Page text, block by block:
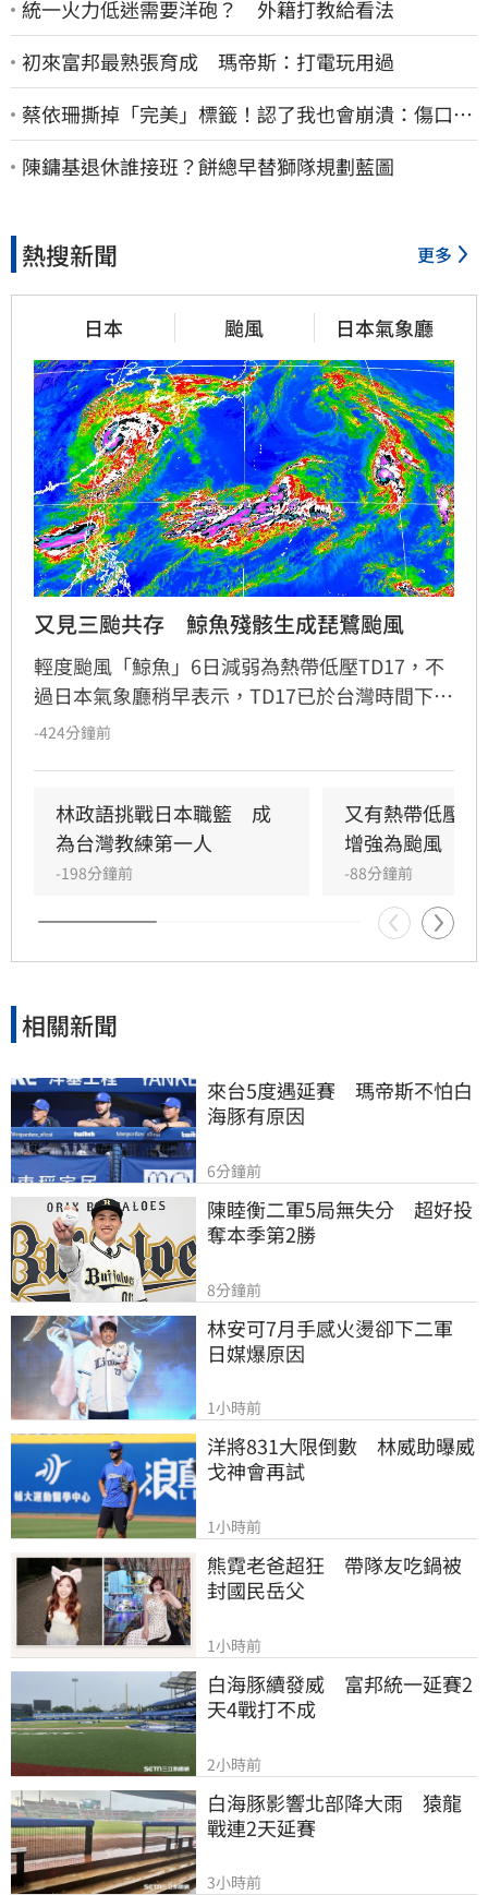
統一火力低迷需要洋砲？ 外籍打教給看法
初來富邦最熟張育成 瑪帝斯：打電玩用過
蔡依珊撕掉「完美」標籤！認了我也會崩潰：傷口終
究會癒合
陳鏞基退休誰接班？餅總早替獅隊規劃藍圖
熱搜新聞 更多
日本 颱風 日本氣象廳
又見三颱共存　鯨魚殘骸生成琵鷺颱風
輕度颱風「鯨魚」6日減弱為熱帶低壓TD17，不
過日本氣象廳稍早表示，TD17已於台灣時間下午
14時升級今年第16號颱風「琵鷺」（Peilou），
-424分鐘前
林政語挑戰日本職籃　成
為台灣教練第一人
-198分鐘前
又有熱帶低壓
增強為颱風
-88分鐘前
相關新聞
來台5度遇延賽　瑪帝斯不怕白
海豚有原因
6分鐘前
陳睦衡二軍5局無失分　超好投
奪本季第2勝
8分鐘前
林安可7月手感火燙卻下二軍
日媒爆原因
1小時前
洋將831大限倒數　林威助曝威
戈神會再試
1小時前
熊霓老爸超狂　帶隊友吃鍋被
封國民岳父
1小時前
白海豚續發威　富邦統一延賽2
天4戰打不成
2小時前
白海豚影響北部降大雨　猿龍
戰連2天延賽
3小時前